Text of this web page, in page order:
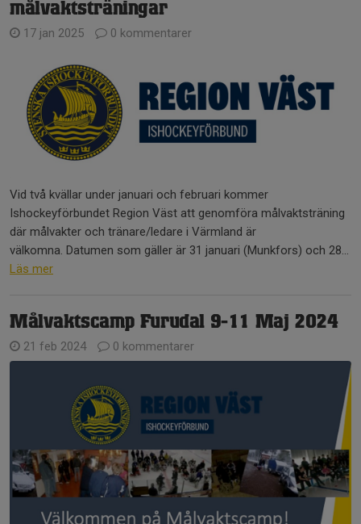
målvaktsträningar
17 jan 2025 0 kommentarer
Vid två kvällar under januari och februari kommer
Ishockeyförbundet Region Väst att genomföra målvaktsträning
där målvakter och tränare/ledare i Värmland är
välkomna. Datumen som gäller är 31 januari (Munkfors) och 28...
Läs mer
Målvaktscamp Furudal 9-11 Maj 2024
21 feb 2024 0 kommentarer